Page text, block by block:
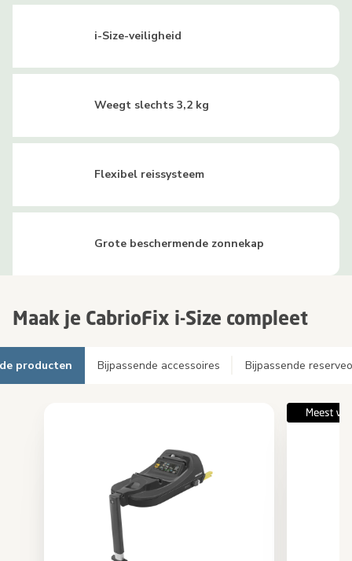
i-Size-veiligheid
Weegt slechts 3,2 kg
Flexibel reissysteem
Grote beschermende zonnekap
Maak je CabrioFix i-Size compleet
producten Bijpassende accessoires Bijpassende